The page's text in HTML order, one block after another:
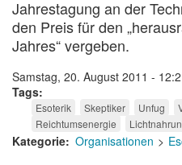
Jahrestagung an der
den Preis für den
Jahres“ vergeben.
Samstag, 20. August 2011 -
Tags
Esoterik Skeptiker Unfug
Reichtumsenergie
Kategorie Organisationen